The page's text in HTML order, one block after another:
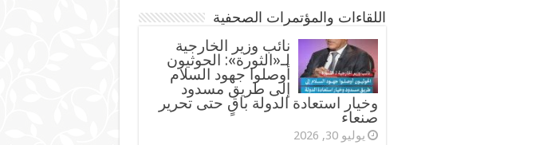
اللقاءات والمؤتمرات الصحفية
‏نائب وزير الخارجية
لـ«الثورة»: الحوثيون
أوصلوا جهود السلام
إلى طريق مسدود
وخيار استعادة الدولة باقٍ حتى تحرير
صنعاء
يوليو 30, 2026